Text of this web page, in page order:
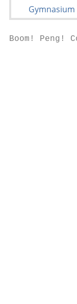
Boom! Peng!